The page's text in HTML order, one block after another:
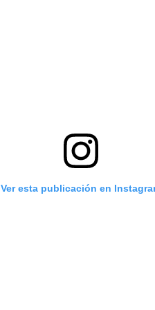
Ver esta publicación en